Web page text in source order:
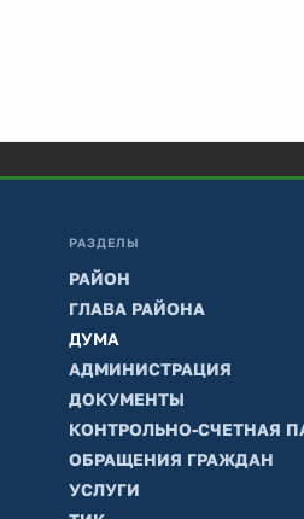
РАЗДЕЛЫ
РАЙОН
ГЛАВА РАЙОНА
ДУМА
АДМИНИСТРАЦИЯ
ДОКУМЕНТЫ
КОНТРОЛЬНО-СЧЕТНАЯ
ОБРАЩЕНИЯ ГРАЖДАН
УСЛУГИ